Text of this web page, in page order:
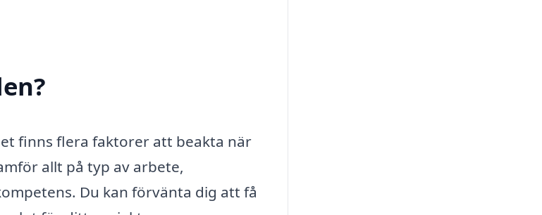
finns flera faktorer att beakta när
allt på typ av arbete,
Du kan förvänta dig att få